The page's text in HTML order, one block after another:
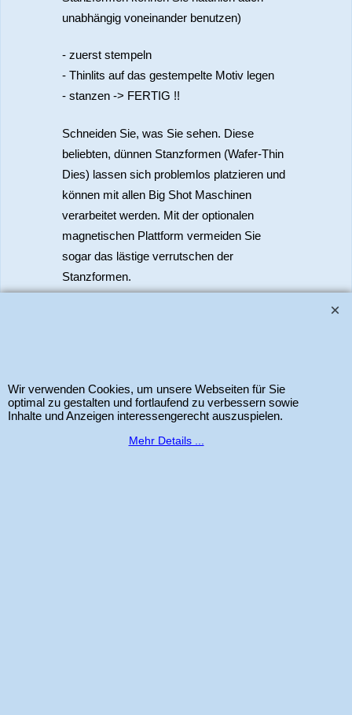
unabhängig voneinander benutzen)
- zuerst stempeln
- Thinlits auf das gestempelte Motiv legen
- stanzen -> FERTIG !!
Schneiden Sie, was Sie sehen. Diese
beliebten, dünnen Stanzformen (Wafer-Thin
Dies) lassen sich problemlos platzieren und
können mit allen Big Shot Maschinen
verarbeitet werden. Mit der optionalen
magnetischen Plattform vermeiden Sie
sogar das lästige verrutschen der
Stanzformen.
Rechte vorbehalten.
WebShop erstellt mit
Wir verwenden Cookies, um unsere Webseiten für Sie
optimal zu gestalten und fortlaufend zu verbessern sowie
Inhalte und Anzeigen interessengerecht auszuspielen.
Mehr Details ...